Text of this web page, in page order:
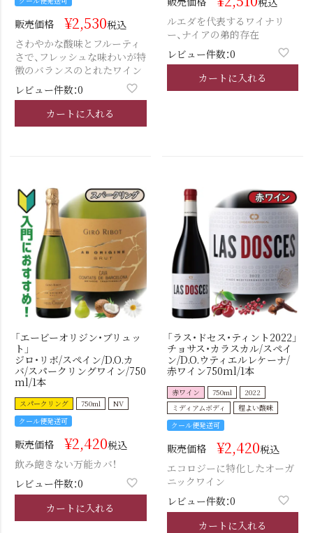
販売価格 ¥2,530税込
さわやかな酸味とフルーティ
さで、フレッシュな味わいが特
徴のバランスのとれたワイン
レビュー件数：0
カートに入れる
ルエダを代表するワイナリ
ー、ナイアの弟的存在
レビュー件数：0
カートに入れる
「エービーオリジン・ブリュッ
ト」
ジロ・リボ/スペイン/D.O.カ
バ/スパークリングワイン/750
ml/1本
スパークリング 750ml
NV
クール便発送可
販売価格 ¥2,420税込
飲み飽きない万能カバ！
レビュー件数：0
カートに入れる
「ラス・ドセス・ティント2022」
チョサス・カラスカル/スペイ
ン/D.O.ウティエルレケーナ/
赤ワイン750ml/1本
赤ワイン 750ml
2022
ミディアムボディ
程よい酸味
クール便発送可
販売価格 ¥2,420税込
エコロジーに特化したオーガ
ニックワイン
レビュー件数：0
カートに入れる